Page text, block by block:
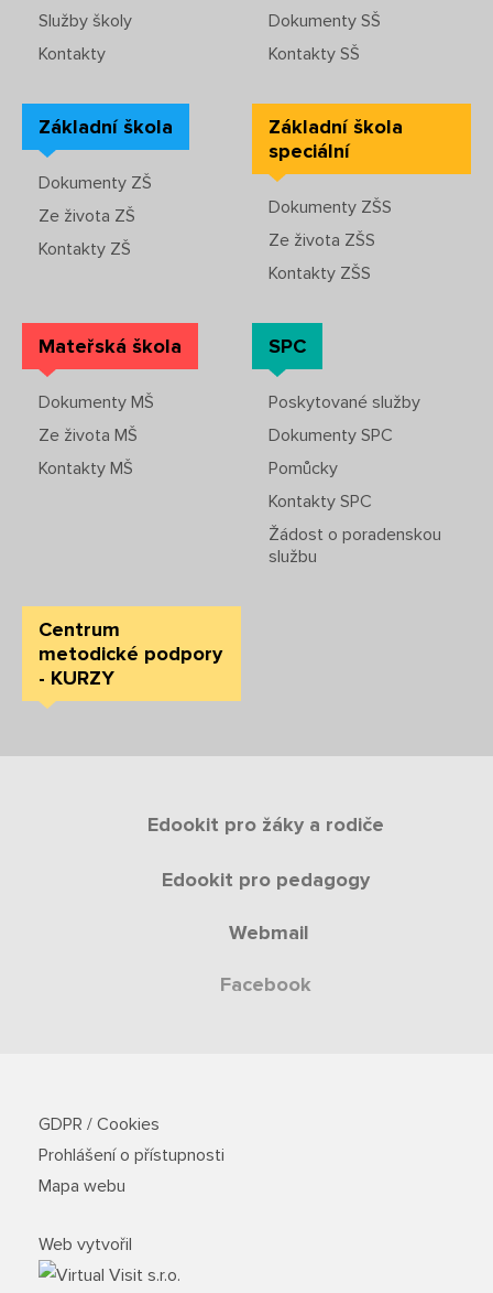
Kontakty SŠ
Služby školy
Kontakty
Dokumenty SŠ
Kontakty SŠ
Základní škola
Dokumenty ZŠ
Ze života ZŠ
Kontakty ZŠ
Základní škola
speciální
Dokumenty ZŠS
Ze života ZŠS
Kontakty ZŠS
Mateřská škola
Dokumenty MŠ
Ze života MŠ
Kontakty MŠ
SPC
Poskytované služby
Dokumenty SPC
Pomůcky
Kontakty SPC
Žádost o poradenskou
službu
Centrum
metodické podpory
- KURZY
Edookit pro žáky a rodiče
Edookit pro pedagogy
Webmail
Facebook
GDPR / Cookies
Prohlášení o přístupnosti
Mapa webu
Web vytvořil